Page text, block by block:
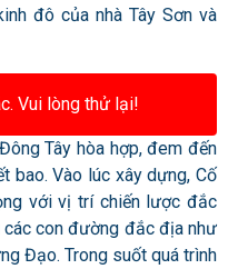
đô của nhà Tây Sơn và
Vui lòng thử lại!
Tây hòa hợp, đem đến
bao. Vào lúc xây dựng, Cố
với vị trí chiến lược đắc
con đường đắc địa như
Đạo. Trong suốt quá trình